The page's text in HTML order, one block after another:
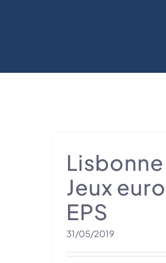
Jeux
EPS
31/05/2019